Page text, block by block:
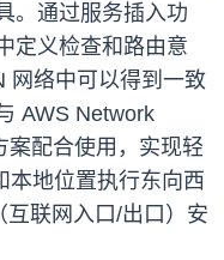
。通过服务插入功
定义检查和路由意
网络中可以得到一致
AWS Network
案配合使用，实现轻
本地位置执行东向西
互联网入口/出口）安